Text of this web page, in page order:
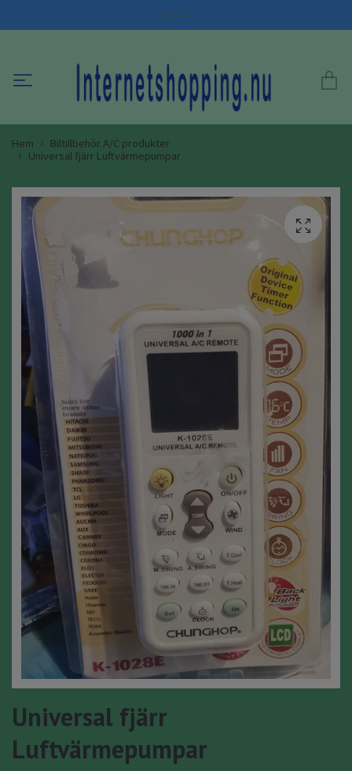
SEK
Hem
Biltillbehör A/C produkter
Universal fjärr Luftvärmepumpar
Universal fjärr
Luftvärmepumpar